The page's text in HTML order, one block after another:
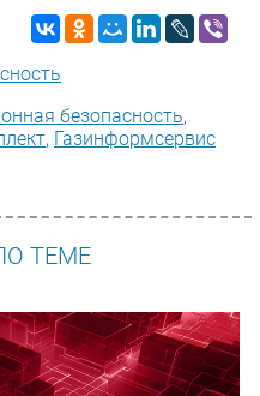
безопасность,
, Газинформсервис
ТЕМЕ